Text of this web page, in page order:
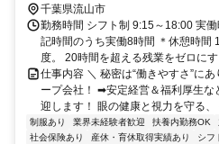
前店
千葉県流山市
勤務時間 シフト制 9:15～18:00 実
記時間のうち実働8時間 ＊休憩時間
度。 20時間を超える残業をゼロに
仕事内容 ＼ 秘密は“働きやすさ”に
ープ会社！ ➡安定経営＆福利厚生
迎します！ 眼の健康と視力を守る
制服あり 業界未経験者歓迎 扶養内勤務OK
社会保険あり
産休・育休取得実績あり シフ